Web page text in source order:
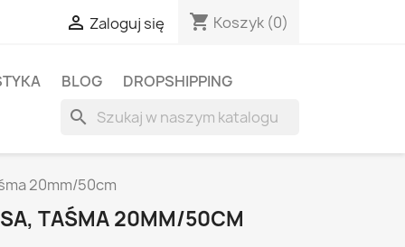
 Zaloguj się shopping_cart Koszyk (0)
BLOG DROPSHIPPING
search
20mm/50cm
TAŚMA 20MM/50CM